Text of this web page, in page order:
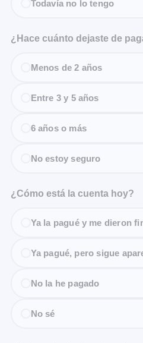
Todavía no lo tengo
¿Hace cuánto dejaste de
Menos de 2 años
Entre 3 y 5 años
6 años o más
No estoy seguro
¿Cómo está la cuenta hoy?
Ya la pagué y me dieron
Ya pagué, pero sigue
No la he pagado
No sé